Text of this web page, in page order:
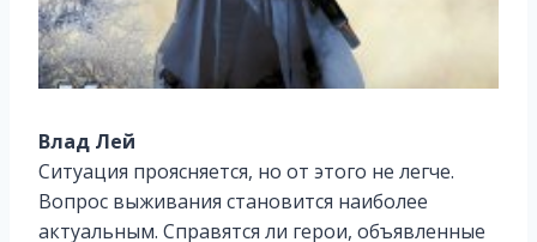
Влад Лей
Ситуация проясняется, но от этого не легче.
Вопрос выживания становится наиболее
актуальным. Справятся ли герои, объявленные